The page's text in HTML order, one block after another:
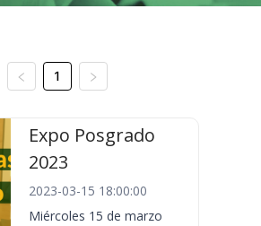
1
Expo Posgrado
2023
2023-03-15 18:00:00
Miércoles 15 de marzo